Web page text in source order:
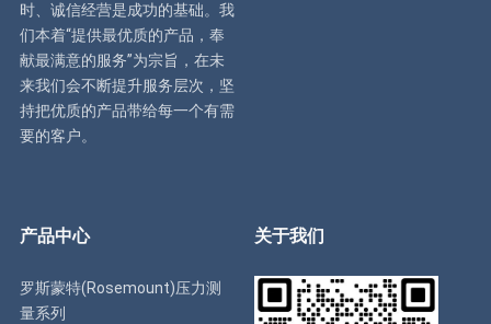
时、诚信经营是成功的基础。我
们本着“提供最优质的产品，奉
献最满意的服务”为宗旨，在未
来我们会不断提升服务层次，坚
持把优质的产品带给每一个有需
要的客户。
产品中心
罗斯蒙特(Rosemount)压力测
量系列
关于我们